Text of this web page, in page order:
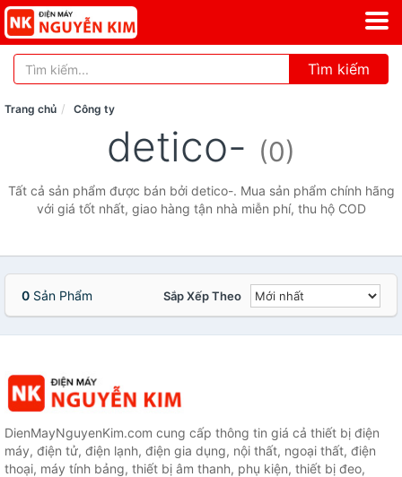
Tìm kiếm
Trang chủ Công ty
detico- (0)
Tất cả sản phẩm được bán bởi detico-. Mua sản phẩm chính hãng
với giá tốt nhất, giao hàng tận nhà miễn phí, thu hộ COD
0 Sản Phẩm Sắp Xếp Theo
DienMayNguyenKim.com cung cấp thông tin giá cả thiết bị điện
máy, điện tử, điện lạnh, điện gia dụng, nội thất, ngoại thất, điện
thoại, máy tính bảng, thiết bị âm thanh, phụ kiện, thiết bị đeo,